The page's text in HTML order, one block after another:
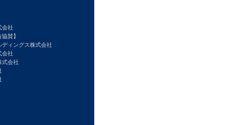
会社
賛】
ィングス株式会社
会社
式会社